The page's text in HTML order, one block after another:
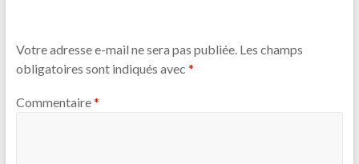
Votre adresse e-mail ne sera pas publiée. Les champs
obligatoires sont indiqués avec *
Commentaire*